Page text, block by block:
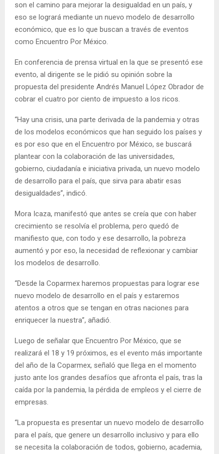
son el camino para mejorar la desigualdad en un país, y
eso se logrará mediante un nuevo modelo de desarrollo
económico, que es lo que buscan a través de eventos
como Encuentro Por México.
En conferencia de prensa virtual en la que se presentó ese
evento, al dirigente se le pidió su opinión sobre la
propuesta del presidente Andrés Manuel López Obrador de
cobrar el cuatro por ciento de impuesto a los ricos.
“Hay una crisis, una parte derivada de la pandemia y otras
de los modelos económicos que han seguido los países y
es por eso que en el Encuentro por México, se buscará
plantear con la colaboración de las universidades,
gobierno, ciudadanía e iniciativa privada, un nuevo modelo
de desarrollo para el país, que sirva para abatir esas
desigualdades”, indicó.
Mora Icaza, manifestó que antes se creía que con haber
crecimiento se resolvía el problema, pero quedó de
manifiesto que, con todo y ese desarrollo, la pobreza
aumentó y por eso, la necesidad de reflexionar y cambiar
los modelos de desarrollo.
“Desde la Coparmex haremos propuestas para lograr ese
nuevo modelo de desarrollo en el país y estaremos
atentos a otros que se tengan en otras naciones para
enriquecer la nuestra”, añadió.
Luego de señalar que Encuentro Por México, que se
realizará el 18 y 19 próximos, es el evento más importante
del año de la Coparmex, señaló que llega en el momento
justo ante los grandes desafíos que afronta el país, tras la
caída por la pandemia, la pérdida de empleos y el cierre de
empresas.
“La propuesta es presentar un nuevo modelo de desarrollo
para el país, que genere un desarrollo inclusivo y para ello
se necesita la colaboración de todos, gobierno, academia,